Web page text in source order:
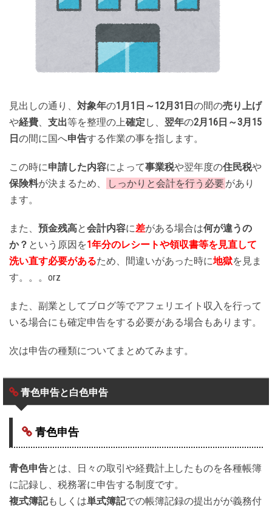
見出しの通り、 対象年の1月1日～12月31日 の間の売り上げ
や経費、 支出等を整理の上確定 し、 翌年の2月16日～3月15
日 の間に国へ申告する作業の事を指します。
この時に申請した内容によって事業税や翌年度の住民税や
保険料が決まるため、 しっかりと会計を行う必要があり
ます。
また、 預金残高と会計内容に差がある場合は何が違うの
か？ という原因を1年分のレシートや領収書等を見直して
洗い直す必要があるため、間違いがあった時に地獄を見ま
す。。。orz
また、副業としてブログ等でアフェリエイト収入を行って
いる場合にも確定申告をする必要がある場合もあります。
次は申告の種類についてまとめてみます。
青色申告と白色申告
青色申告
青色申告とは、日々の取引や経費計上したものを各種帳簿
に記録し、税務署に申告する制度です。
複式簿記もしくは単式簿記での帳簿記録の提出がが義務付